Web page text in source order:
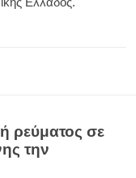
ρεύματος σε
την